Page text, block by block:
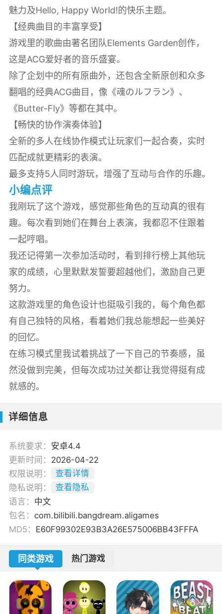
魅力及Hello, Happy World!的快乐主题。
【经典曲目的丰富享受】
游戏里的歌曲由著名团队Elements Garden创作，
这是ACG爱好者的音乐盛宴。
除了企划中的所有原曲外，还包含全新原创和众多
翻唱的经典ACG曲目，像《魂のルフラン》、
《Butter-Fly》等都在其中。
【畅快的协作演奏体验】
全新的多人在线协作模式让玩家们一起合奏，实时
匹配成就更精彩的表演。
最多支持5人同时游玩，增强了互动与合作的乐趣。
小编点评
我刚玩了这个游戏，感觉那些角色的互动真的很有
趣。每次看到她们在舞台上表演，我都忍不住跟着
一起哼唱。
我还记得第一次参加活动时，看到排行榜上其他玩
家的成绩，心里默默发誓要超越他们，激励自己更
努力。
这款游戏里的角色设计也挺吸引我的，每个角色都
有自己独特的风格，看着她们我总能想起一些美好
的回忆。
在练习模式里我试着挑战了一下自己的节奏感，虽
然没做到完美，但每次成功过关都让我觉得挺有成
就感的。
详细信息
系统要求： 安卓4.4
更新时间： 2026-04-22
权限说明：
查看详情
隐私说明：
查看隐私
语言： 中文
包名： com.bilibili.bangdream.aligames
MD5： E60F99302E93B3A26E575006BB43FFFA
同类游戏 热门游戏